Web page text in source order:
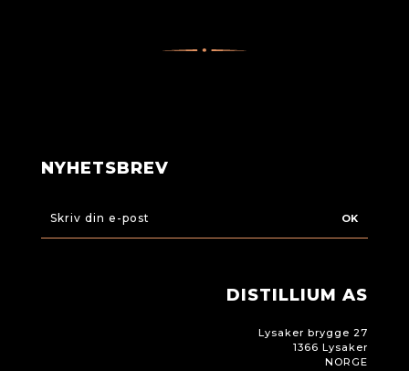
NYHETSBREV
OK
DISTILLIUM AS
Lysaker brygge 27
1366 Lysaker
NORGE